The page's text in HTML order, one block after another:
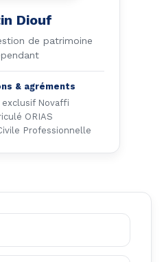
Diouf
de patrimoine
& agréments
exclusif Novaffi
ORIAS
Professionnelle